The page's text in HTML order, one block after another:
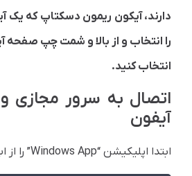
دارند، آیکون ریمون دسکتاپ که یک
را انتخاب و از بالا و شمت چپ
انتخاب کنید.
اتصال به سرور مجازی
آیفون
ابتدا اپلیکیشن “Windows App” را از اپ استور دانلود کنید.